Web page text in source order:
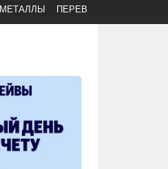
МЕТАЛЛЫ ПЕРЕВОДЫ